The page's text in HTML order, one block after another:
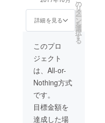
す！※上
要調整
大切な人への特
に使うも良し。
スクリーンに流
ビーの制作、店
内をお花で飾る
演出も可能。 ご
相談の上、ご一
緒に大切な計画
を練らせてくだ
さい！
予定のHPにご協
力者としてのク
レジットを表記
者のみ） ・上映
のお披露目とな
る特別なレセプ
ションの招待券
をお送りさせて
いただきます。
・映画の上映前
に流すオープニ
ングロールで御
社のCMを放映さ
詳細を見る
の
リ
タ
ー
ン
を
選
択
す
る
このプロ
ジェクト
は、All-or-
Nothing方式
です。
目標金額を
達成した場